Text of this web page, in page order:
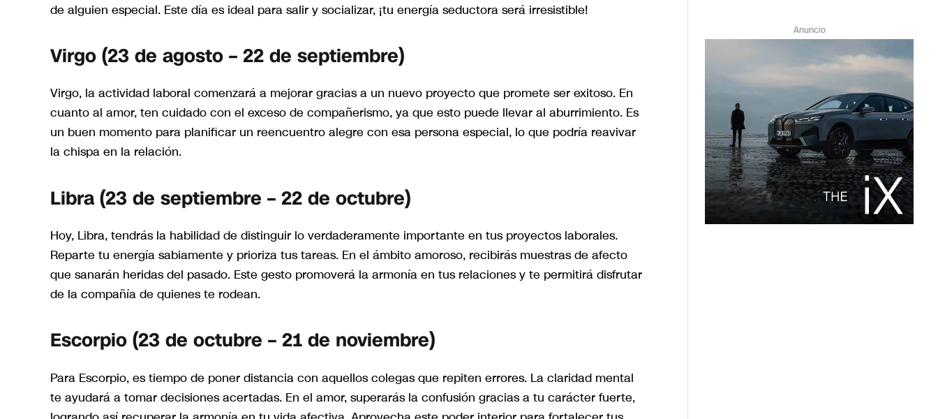
de alguien especial. Este día es ideal para salir y socializar, ¡tu energía seductora será irresistible!
Virgo (23 de agosto – 22 de septiembre)
Virgo, la actividad laboral comenzará a mejorar gracias a un nuevo proyecto que promete ser exitoso. En
cuanto al amor, ten cuidado con el exceso de compañerismo, ya que esto puede llevar al aburrimiento. Es
un buen momento para planificar un reencuentro alegre con esa persona especial, lo que podría reavivar
la chispa en la relación.
Libra (23 de septiembre – 22 de octubre)
Hoy, Libra, tendrás la habilidad de distinguir lo verdaderamente importante en tus proyectos laborales.
Reparte tu energía sabiamente y prioriza tus tareas. En el ámbito amoroso, recibirás muestras de afecto
que sanarán heridas del pasado. Este gesto promoverá la armonía en tus relaciones y te permitirá disfrutar
de la compañía de quienes te rodean.
Escorpio (23 de octubre – 21 de noviembre)
Para Escorpio, es tiempo de poner distancia con aquellos colegas que repiten errores. La claridad mental
te ayudará a tomar decisiones acertadas. En el amor, superarás la confusión gracias a tu carácter fuerte,
Anuncio